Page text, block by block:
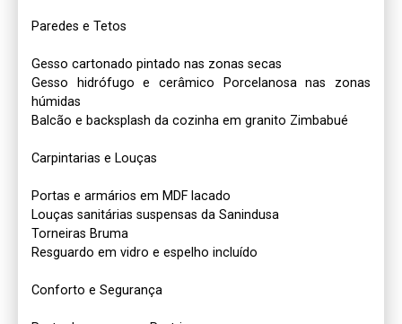
Paredes e Tetos
Gesso cartonado pintado nas zonas secas
Gesso hidrófugo e cerâmico Porcelanosa nas zonas
húmidas
Balcão e backsplash da cozinha em granito Zimbabué
Carpintarias e Louças
Portas e armários em MDF lacado
Louças sanitárias suspensas da Sanindusa
Torneiras Bruma
Resguardo em vidro e espelho incluído
Conforto e Segurança